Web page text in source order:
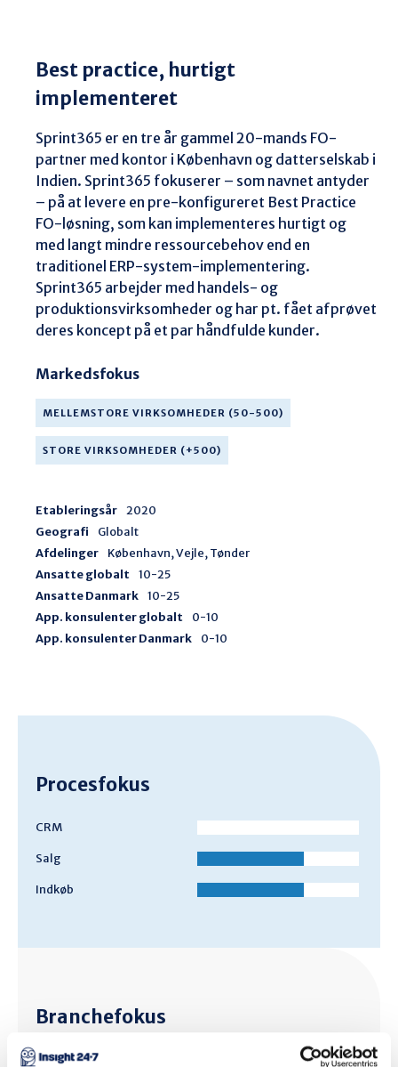
Best practice, hurtigt
implementeret
Sprint365 er en tre år gammel 20-mands FO-
partner med kontor i København og datterselskab i
Indien. Sprint365 fokuserer – som navnet antyder
– på at levere en pre-konfigureret Best Practice
FO-løsning, som kan implementeres hurtigt og
med langt mindre ressourcebehov end en
traditionel ERP-system-implementering.
Sprint365 arbejder med handels- og
produktionsvirksomheder og har pt. fået afprøvet
deres koncept på et par håndfulde kunder.
Markedsfokus
MELLEMSTORE VIRKSOMHEDER (50-500)
STORE VIRKSOMHEDER (+500)
Etableringsår
2020
Geografi
Globalt
Afdelinger
København, Vejle, Tønder
Ansatte globalt
10-25
Ansatte Danmark
10-25
App. konsulenter globalt
0-10
App. konsulenter Danmark
0-10
Branchefokus
Procesfokus
CRM
Salg
Indkøb